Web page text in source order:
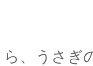
甘くて
ら、うさぎ